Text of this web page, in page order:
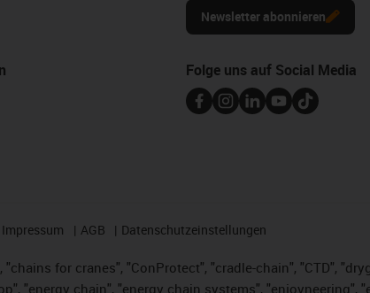
Newsletter abonnieren
Folge uns auf Social Media
Impressum AGB Datenschutzeinstellungen
for cranes", "ConProtect", "cradle-chain", "CTD",
"energy chain", "energy chain systems", "enjoyneering",